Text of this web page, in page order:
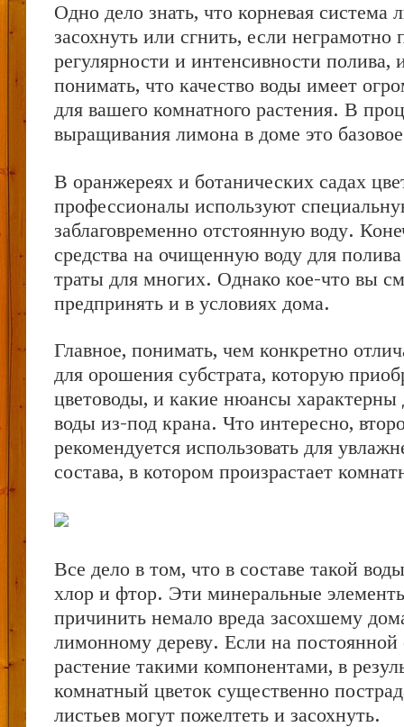
Одно дело знать, что корневая система
засохнуть или сгнить, если неграмотно
регулярности и интенсивности полива,
понимать, что качество воды имеет
для вашего комнатного растения. В
выращивания лимона в доме это
В оранжереях и ботанических садах
профессионалы используют
заблаговременно отстоянную воду.
средства на очищенную воду для
траты для многих. Однако кое-что вы
предпринять и в условиях дома.
Главное, понимать, чем конкретно
для орошения субстрата, которую
цветоводы, и какие нюансы
воды из-под крана. Что интересно,
рекомендуется использовать для
состава, в котором произрастает
Все дело в том, что в составе такой
хлор и фтор. Эти минеральные
причинить немало вреда засохшему
лимонному дереву. Если на
растение такими компонентами, в
комнатный цветок существенно
листьев могут пожелтеть и засохнуть.